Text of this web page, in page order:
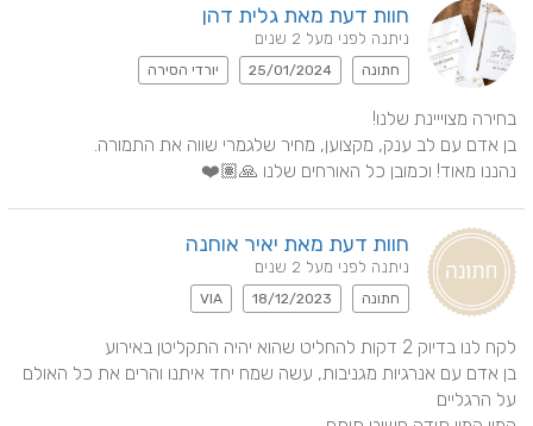
חוות דעת מאת גלית דהן
ניתנה לפני מעל 2 שנים
חתונה 25/01/2024 יורדי הסירה
נהננו מאוד! וכמובן כל האורחים שלנו 🙏🏽❤️
חוות דעת מאת יאיר אוחנה
ניתנה לפני מעל 2 שנים
חתונה 18/12/2023
VIA